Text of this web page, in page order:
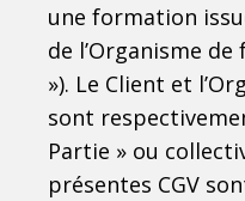
une formation
de l’Organisme
»). Le Client et
sont
Partie » ou
présentes CGV